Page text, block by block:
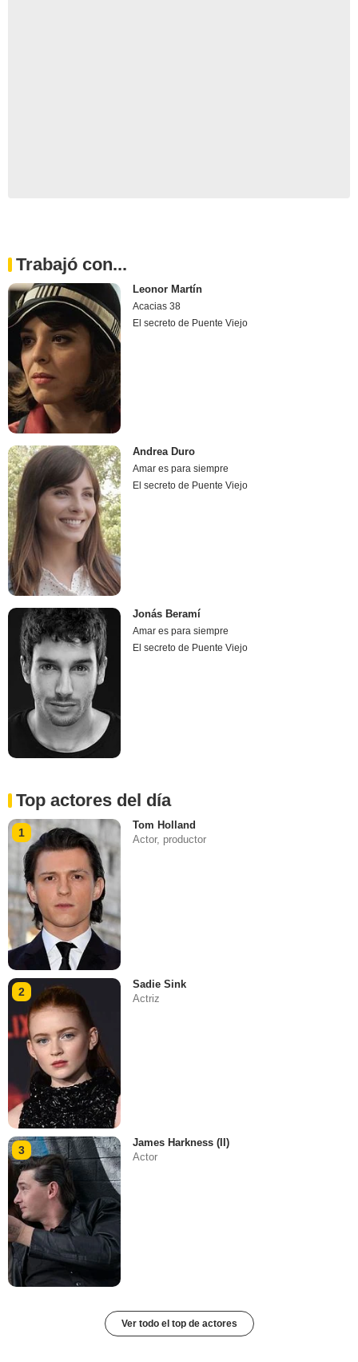
Trabajó con...
Leonor Martín
Acacias 38
El secreto de Puente Viejo
Andrea Duro
Amar es para siempre
El secreto de Puente Viejo
Jonás Beramí
Amar es para siempre
El secreto de Puente Viejo
Top actores del día
1
Tom Holland
Actor, productor
2
Sadie Sink
Actriz
3
James Harkness (II)
Actor
Ver todo el top de actores